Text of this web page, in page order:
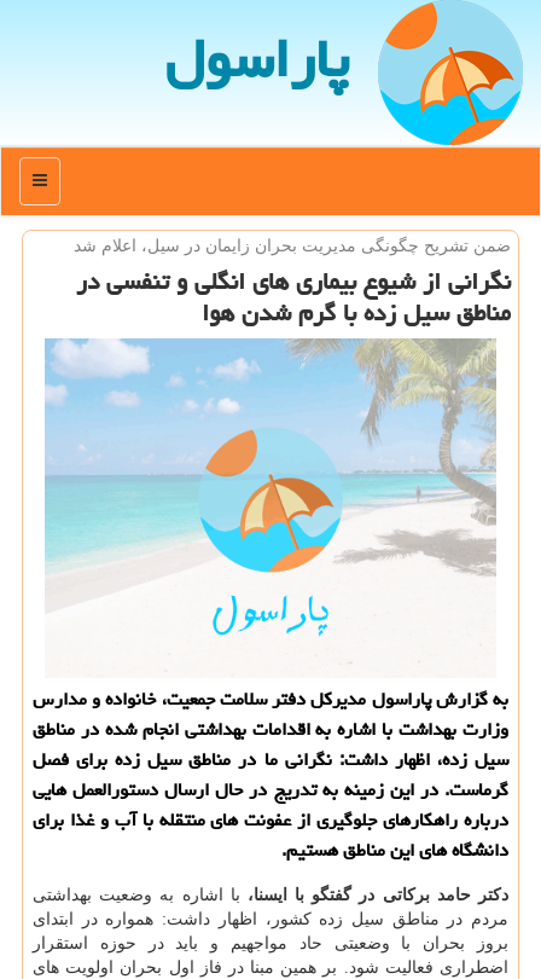
پاراسول
منو
ضمن تشریح چگونگی مدیریت بحران زایمان در سیل، اعلام شد
نگرانی از شیوع بیماری های انگلی و تنفسی در
مناطق سیل زده با گرم شدن هوا
به گزارش پاراسول مدیركل دفتر سلامت جمعیت، خانواده و مدارس
وزارت بهداشت با اشاره به اقدامات بهداشتی انجام شده در مناطق
سیل زده، اظهار داشت: نگرانی ما در مناطق سیل زده برای فصل
گرماست. در این زمینه به تدریج در حال ارسال دستورالعمل هایی
درباره راهكارهای جلوگیری از عفونت های منتقله با آب و غذا برای
دانشگاه های این مناطق هستیم.
دكتر حامد بركاتی در گفتگو با ایسنا، با اشاره به وضعیت بهداشتی
مردم در مناطق سیل زده كشور، اظهار داشت: همواره در ابتدای
بروز بحران با وضعیتی حاد مواجهیم و باید در حوزه استقرار
اضطراری فعالیت شود. بر همین مبنا در فاز اول بحران اولویت های